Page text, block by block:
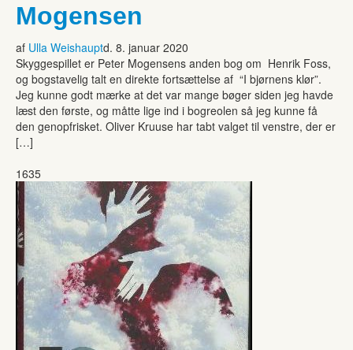
Mogensen
af Ulla Weishauptd. 8. januar 2020
Skyggespillet er Peter Mogensens anden bog om Henrik Foss,
og bogstavelig talt en direkte fortsættelse af “I bjørnens klør”.
Jeg kunne godt mærke at det var mange bøger siden jeg havde
læst den første, og måtte lige ind i bogreolen så jeg kunne få
den genopfrisket. Oliver Kruuse har tabt valget til venstre, der er
[…]
1635